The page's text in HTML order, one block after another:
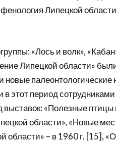
Липецкой
«Лось и волк»,
Липецкой области»
новые
в этот период
«Полезные птицы
области», «Новые
области» – в 1960 г. [15],